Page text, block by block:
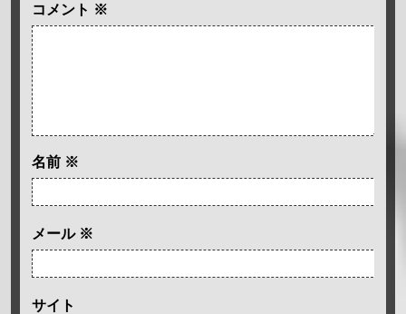
コメント ※
名前 ※
メール ※
サイト